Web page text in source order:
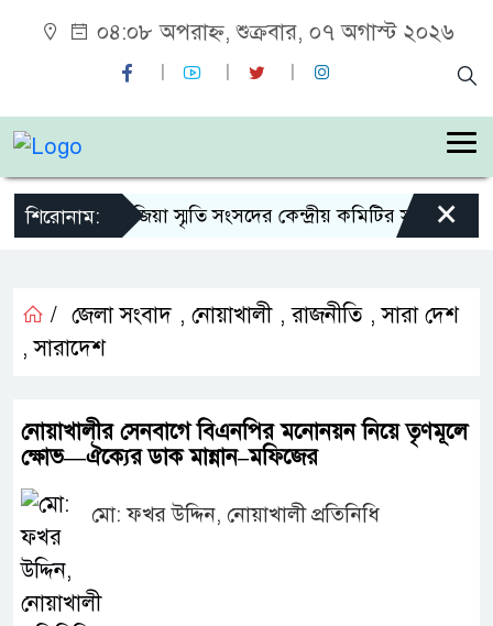
০৪:০৮ অপরাহ্ন, শুক্রবার, ০৭ অগাস্ট ২০২৬
শিরোনাম:
শহীদ জিয়া স্মৃতি সংসদের কেন্দ্রীয় কমিটির সহ-সভাপতি
×
/ জেলা সংবাদ , নোয়াখালী ,রাজনীতি ,সারা দেশ
,সারাদেশ
নোয়াখালীর সেনবাগে বিএনপির মনোনয়ন নিয়ে তৃণমূলে
ক্ষোভ—ঐক্যের ডাক মান্নান–মফিজের
মো: ফখর উদ্দিন, নোয়াখালী প্রতিনিধি